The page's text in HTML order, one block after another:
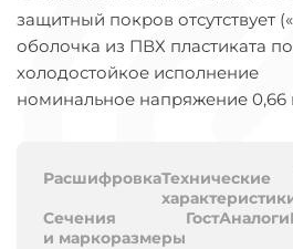
защитный покров отсутствует
оболочка из ПВХ пластиката
холодостойкое исполнение
номинальное напряжение 0,66
РасшифровкаТехнические
Сечения
и маркоразмеры
ГостАналоги